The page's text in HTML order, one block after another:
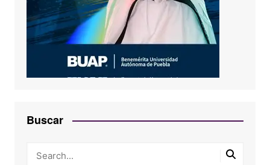
Buscar